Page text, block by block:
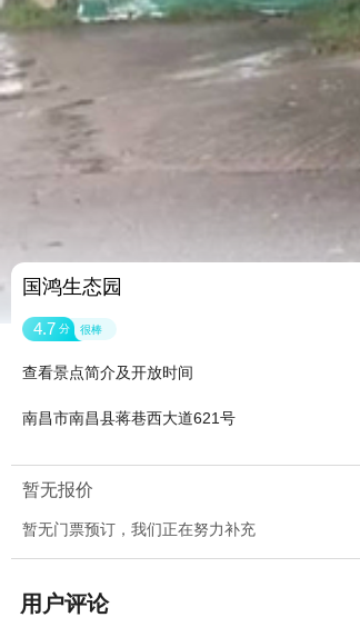
国鸿生态园
4.7 分 很棒
查看景点简介及开放时间
南昌市南昌县蒋巷西大道621号
暂无报价
暂无门票预订，我们正在努力补充
用户评论